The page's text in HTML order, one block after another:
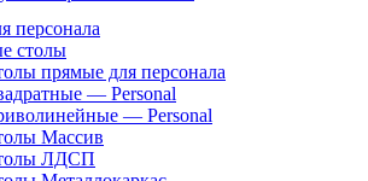
персонала
столы
прямые для персонала
— Personal
— Personal
Массив
ЛДСП